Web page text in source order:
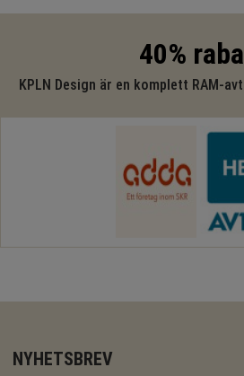
40%
KPLN Design är en komplett RAM-
NYHETSBREV